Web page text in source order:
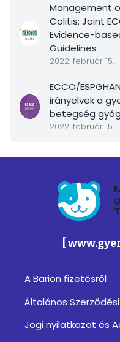
Management
Colitis: Joint
Evidence-
Guidelines
2022. február 15.
ECCO/
irányelvek a
betegség
2022. február 15.
[
A Barion fizetésről
Általános
Jogi nyilatkozat és